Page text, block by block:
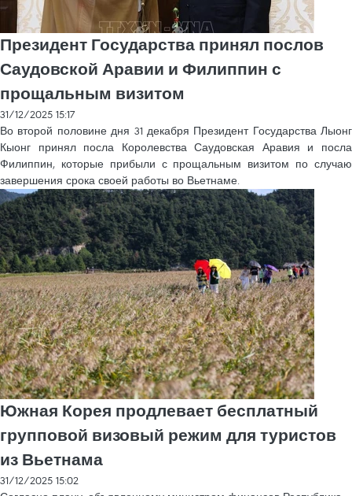
Президент Государства принял послов
Саудовской Аравии и Филиппин с
прощальным визитом
31/12/2025 15:17
Во второй половине дня 31 декабря Президент Государства Лыонг
Кыонг принял посла Королевства Саудовская Аравия и посла
Филиппин, которые прибыли с прощальным визитом по случаю
завершения срока своей работы во Вьетнаме.
Южная Корея продлевает бесплатный
групповой визовый режим для туристов
из Вьетнама
31/12/2025 15:02